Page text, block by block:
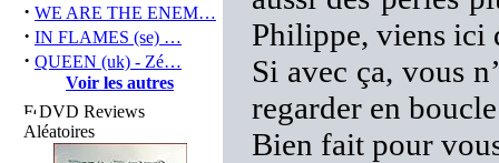
· WE ARE THE ENEM…
· IN FLAMES (se) …
· QUEEN (uk) - Zé…
Voir les autres
DVD Reviews
Aléatoires
Philippe, viens ici
Si avec ça, vous
regarder en
Bien fait pour